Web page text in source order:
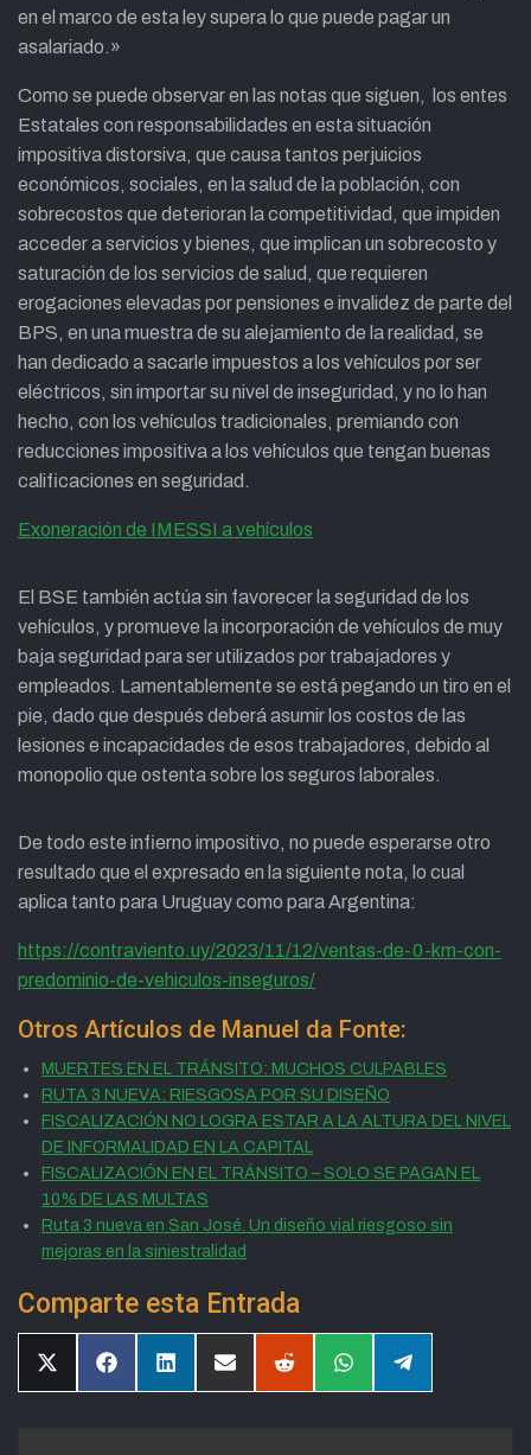
en el marco de esta ley supera lo que puede pagar un
asalariado.»
Como se puede observar en las notas que siguen, los entes
Estatales con responsabilidades en esta situación
impositiva distorsiva, que causa tantos perjuicios
económicos, sociales, en la salud de la población, con
sobrecostos que deterioran la competitividad, que impiden
acceder a servicios y bienes, que implican un sobrecosto y
saturación de los servicios de salud, que requieren
erogaciones elevadas por pensiones e invalidez de parte del
BPS, en una muestra de su alejamiento de la realidad, se
han dedicado a sacarle impuestos a los vehículos por ser
eléctricos, sin importar su nivel de inseguridad, y no lo han
hecho, con los vehículos tradicionales, premiando con
reducciones impositiva a los vehículos que tengan buenas
calificaciones en seguridad.
Exoneración de IMESSI a vehículos
El BSE también actúa sin favorecer la seguridad de los
vehículos, y promueve la incorporación de vehículos de muy
baja seguridad para ser utilizados por trabajadores y
empleados. Lamentablemente se está pegando un tiro en el
pie, dado que después deberá asumir los costos de las
lesiones e incapacidades de esos trabajadores, debido al
monopolio que ostenta sobre los seguros laborales.
De todo este infierno impositivo, no puede esperarse otro
resultado que el expresado en la siguiente nota, lo cual
aplica tanto para Uruguay como para Argentina:
https://contraviento.uy/2023/11/12/ventas-de-0-km-con-
predominio-de-vehiculos-inseguros/
Otros Artículos de Manuel da Fonte:
MUERTES EN EL TRÁNSITO: MUCHOS CULPABLES
RUTA 3 NUEVA: RIESGOSA POR SU DISEÑO
FISCALIZACIÓN NO LOGRA ESTAR A LA ALTURA DEL NIVEL
DE INFORMALIDAD EN LA CAPITAL
FISCALIZACIÓN EN EL TRÁNSITO – SOLO SE PAGAN EL
10% DE LAS MULTAS
Ruta 3 nueva en San José. Un diseño vial riesgoso sin
mejoras en la siniestralidad
Comparte esta Entrada
CompartirCompartirCompartirCompartirCompartirCompartirCompartir